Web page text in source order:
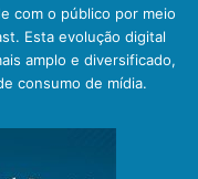
com o público por meio
Esta evolução digital
amplo e diversificado,
consumo de mídia.